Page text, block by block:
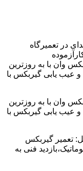
در تعمیرگاه
وان با به روزترین
عیب یابی گیربکس با
وان با به روزترین
عیب یابی گیربکس با
تعمیر گیربکس
فنی به